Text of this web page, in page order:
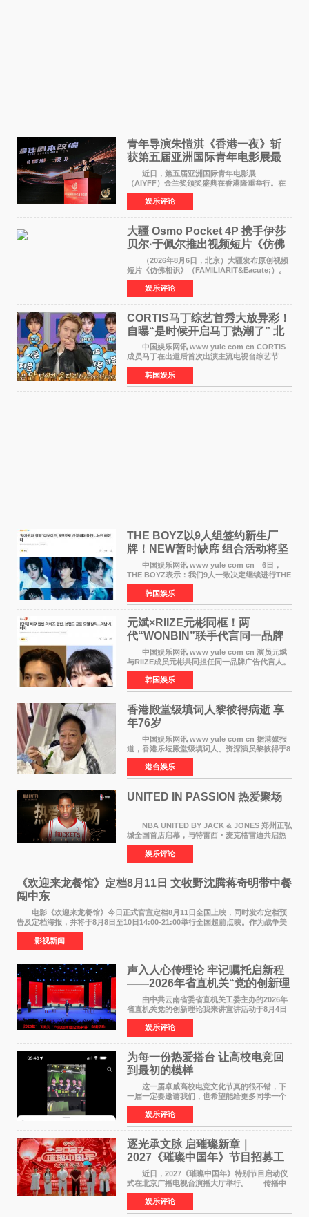
青年导演朱愷淇《香港一夜》斩
获第五届亚洲国际青年电影展最
佳剧本改编奖
近日，第五届亚洲国际青年电影展
（AIYFF）金兰奖颁奖盛典在香港隆重举行。在
这场汇聚数百位海内外电影人、文化界人士及媒
体代表的亚洲青年影视盛会上，香港本土电影
《香港一夜》（Dawn in Ho
娱乐评论
大疆 Osmo Pocket 4P 携手伊莎
贝尔·于佩尔推出视频短片《仿佛
相识》
（2026年8月6日，北京）大疆发布原创视频
短片《仿佛相识》（FAMILIARIT&Eacute;）。
视频短片由戛纳国际电影节最佳女演员伊莎贝尔·
于佩尔（Isabelle Huppert）主演，全程使用大
疆首款双主摄口
娱乐评论
CORTIS马丁综艺首秀大放异彩！
自曝“是时候开启马丁热潮了” 北
美巡演火热进行中
中国娱乐网讯 www yule com cn CORTIS
成员马丁在出道后首次出演主流电视台综艺节
目，展现了多才多艺的魅力。 马丁出演了5日
播出的MBC《Radio Star》Fashion与Passion
之间，I&lsquo;m
韩国娱乐
THE BOYZ以9人组签约新生厂
牌！NEW暂时缺席 组合活动将坚
定不移继续
中国娱乐网讯 www yule com cn 6日，
THE BOYZ表示：我们9人一致决定继续进行THE
BOYZ组合活动，并且已经完成了组合团体活动
签约。目前正在新生厂牌下进行活动准备。尚未
离开THE BOYZ原所
韩国娱乐
元斌×RIIZE元彬同框！两
代“WONBIN”联手代言同一品牌
颜值天花板合体
中国娱乐网讯 www yule com cn 演员元斌
与RIIZE成员元彬共同担任同一品牌广告代言人。
6日据独家报道，继演员元斌之后，RIIZE元彬最
近也被选为某在线中介平台A公司的共同广告代言
人，两人将作
韩国娱乐
香港殿堂级填词人黎彼得病逝 享
年76岁​
中国娱乐网讯 www yule com cn 据港媒报
道，香港乐坛殿堂级填词人、资深演员黎彼得于8
月5日上午因病离世，终年76岁。好友钟志光透
露，黎彼得今年3月中风后便卧床休养，身体机能
持续衰退，最
港台娱乐
UNITED IN PASSION 热爱聚场
NBA UNITED BY JACK & JONES 郑州正弘
城全国首店启幕，与特雷西・麦克格雷迪共启热
爱 2026 年7 月21 日，
NBAUNITEDBYJACK&JONES 全国首店，于郑
州正弘城正式启幕。NBA 传奇球星
娱乐评论
《欢迎来龙餐馆》定档8月11日 文牧野沈腾蒋奇明带中餐
闯中东
电影《欢迎来龙餐馆》今日正式官宣定档8月11日全国上映，同时发布定档预
告及定档海报，并将于8月8日至10日14:00-21:00举行全国超前点映。作为战争美
食大片，影片讲述的是中国厨师徐福（沈腾
影视新闻
声入人心传理论 牢记嘱托启新程
——2026年省直机关“党的创新理
论我来讲”宣讲活动圆满落幕
由中共云南省委省直机关工委主办的2026年
省直机关党的创新理论我来讲宣讲活动于8月4日
至5日在昆明举办。活动以 "牢记嘱托 感恩奋进
开创云南发展新局面 "为主题，坚持以新时代中国
特色社会主义
娱乐评论
为每一份热爱搭台 让高校电竞回
到最初的模样
这一届卓威高校电竞文化节真的很不错，下
一届一定要邀请我们，也希望能给更多同学一个
来到现场的机会。 2026卓威高校电竞文化节
已经落下帷幕，在活动结束后，仍有不少高校电
竞社负责人和现
娱乐评论
逐光承文脉 启璀璨新章｜
2027《璀璨中国年》节目招募工
作圆满启动
近日，2027《璀璨中国年》特别节目启动仪
式在北京广播电视台演播大厅举行。 传播中
华优秀传统文化，弘扬纯正国风艺术，打造高规
格、高质感、正能量的文艺盛典，是璀璨中国年
矢志不渝的初心
娱乐评论